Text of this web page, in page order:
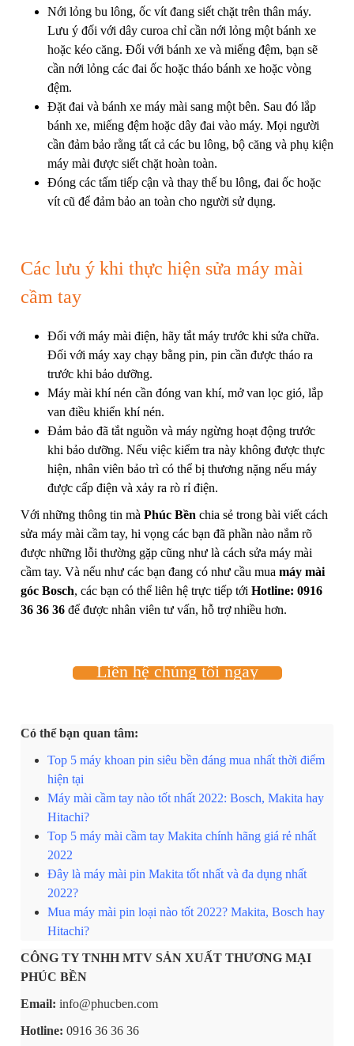
Nới lỏng bu lông, ốc vít đang siết chặt trên thân máy.
Lưu ý đối với dây curoa chỉ cần nới lỏng một bánh xe
hoặc kéo căng. Đối với bánh xe và miếng đệm, bạn sẽ
cần nới lỏng các đai ốc hoặc tháo bánh xe hoặc vòng
đệm.
Đặt đai và bánh xe máy mài sang một bên. Sau đó lắp
bánh xe, miếng đệm hoặc dây đai vào máy. Mọi người
cần đảm bảo rằng tất cả các bu lông, bộ căng và phụ kiện
máy mài được siết chặt hoàn toàn.
Đóng các tấm tiếp cận và thay thế bu lông, đai ốc hoặc
vít cũ để đảm bảo an toàn cho người sử dụng.
Các lưu ý khi thực hiện sửa máy mài
cầm tay
Đối với máy mài điện, hãy tắt máy trước khi sửa chữa.
Đối với máy xay chạy bằng pin, pin cần được tháo ra
trước khi bảo dưỡng.
Máy mài khí nén cần đóng van khí, mở van lọc gió, lắp
van điều khiển khí nén.
Đảm bảo đã tắt nguồn và máy ngừng hoạt động trước
khi bảo dưỡng. Nếu việc kiểm tra này không được thực
hiện, nhân viên bảo trì có thể bị thương nặng nếu máy
được cấp điện và xảy ra rò rỉ điện.
Với những thông tin mà Phúc Bền chia sẻ trong bài viết cách
sửa máy mài cầm tay, hi vọng các bạn đã phần nào nắm rõ
được những lỗi thường gặp cũng như là cách sửa máy mài
cầm tay. Và nếu như các bạn đang có như cầu mua máy mài
góc Bosch, các bạn có thể liên hệ trực tiếp tới Hotline: 0916
36 36 36 để được nhân viên tư vấn, hỗ trợ nhiều hơn.
Liên hệ chúng tôi ngay
Có thể bạn quan tâm:
Top 5 máy khoan pin siêu bền đáng mua nhất thời điểm
hiện tại
Máy mài cầm tay nào tốt nhất 2022: Bosch, Makita hay
Hitachi?
Top 5 máy mài cầm tay Makita chính hãng giá rẻ nhất
2022
Đây là máy mài pin Makita tốt nhất và đa dụng nhất
2022?
Mua máy mài pin loại nào tốt 2022? Makita, Bosch hay
Hitachi?
CÔNG TY TNHH MTV SẢN XUẤT THƯƠNG MẠI
PHÚC BỀN
Email: info@phucben.com
Hotline: 0916 36 36 36